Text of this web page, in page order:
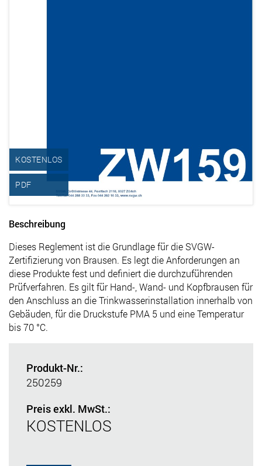
KOSTENLOS
PDF
Beschreibung
Dieses Reglement ist die Grundlage für die SVGW-
Zertifizierung von Brausen. Es legt die Anforderungen an
diese Produkte fest und definiert die durchzuführenden
Prüfverfahren. Es gilt für Hand-, Wand- und Kopfbrausen für
den Anschluss an die Trinkwasserinstallation innerhalb von
Gebäuden, für die Druckstufe PMA 5 und eine Temperatur
bis 70 °C.
Produkt-Nr.:
250259
Preis exkl. MwSt.:
KOSTENLOS